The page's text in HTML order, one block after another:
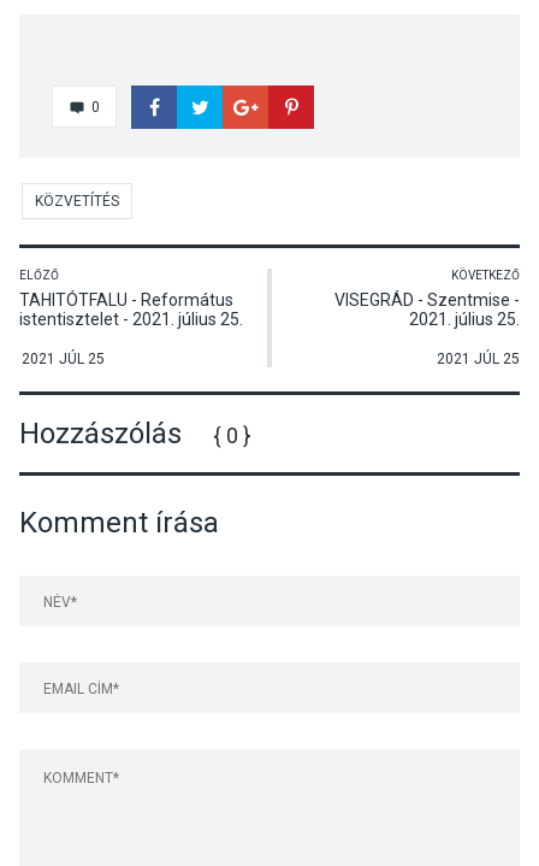
0
KÖZVETÍTÉS
ELŐZŐ
TAHITÓTFALU - Református
istentisztelet - 2021. július 25.
2021 JÚL 25
KÖVETKEZŐ
VISEGRÁD - Szentmise -
2021. július 25.
2021 JÚL 25
Hozzászólás { 0 }
Komment írása